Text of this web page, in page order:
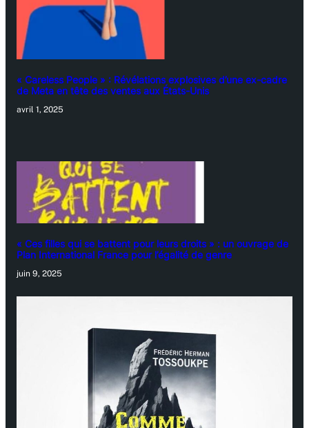
« Careless People » : Révélations explosives d’une ex-cadre
de Meta en tête des ventes aux États-Unis
avril 1, 2025
« Ces filles qui se battent pour leurs droits » : un ouvrage de
Plan International France pour l’égalité de genre
juin 9, 2025